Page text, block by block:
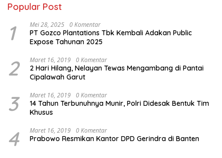
Popular Post
1 Mei 28, 2025 0 Komentar
PT Gozco Plantations Tbk Kembali Adakan Public
Expose Tahunan 2025
2 Maret 16, 2019 0 Komentar
2 Hari Hilang, Nelayan Tewas Mengambang di Pantai
Cipalawah Garut
3 Maret 16, 2019 0 Komentar
14 Tahun Terbunuhnya Munir, Polri Didesak Bentuk Tim
Khusus
4 Maret 16, 2019 0 Komentar
Prabowo Resmikan Kantor DPD Gerindra di Banten